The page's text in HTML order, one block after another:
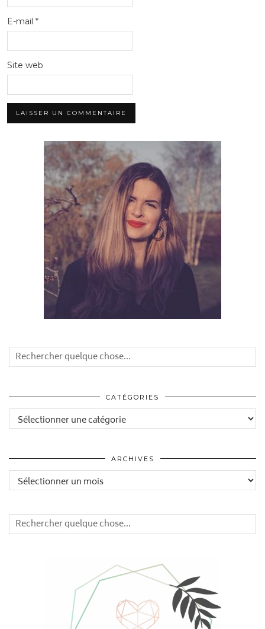
E-mail *
Site web
CATÉGORIES
Catégories
ARCHIVES
Archives